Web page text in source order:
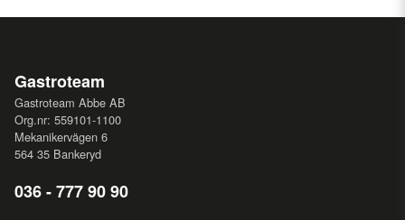
Gastroteam
Gastroteam Abbe AB
Org.nr: 559101-1100
Mekanikervägen 6
564 35 Bankeryd
036 - 777 90 90